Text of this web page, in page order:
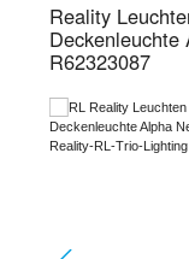
Reality
R62323087
Bildergalerie